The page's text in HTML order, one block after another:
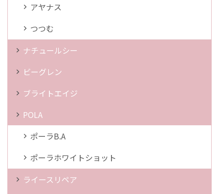
アヤナス
つつむ
ナチュールシー
ビーグレン
ブライトエイジ
POLA
ポーラB.A
ポーラホワイトショット
ライースリペア